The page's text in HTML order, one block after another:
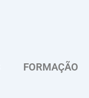
FORMAÇÃO
u